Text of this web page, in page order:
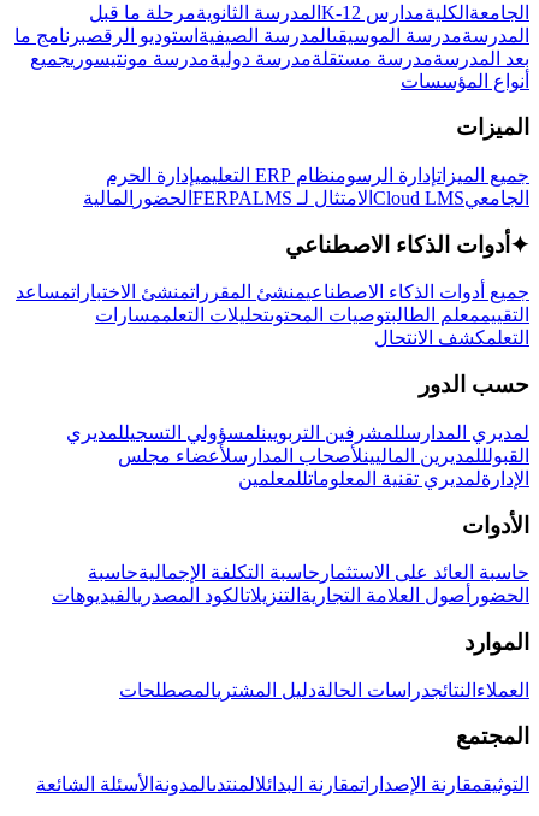
الجامعة الكليةمدارس K-12 المدرسة الثانويةمرحلة ما قبل
المدرسةمدرسة الموسيقىالمدرسة الصيفية استوديو الرقصبرنامج ما
بعد المدرسةمدرسة مستقلةمدرسة دوليةمدرسة مونتيسوريجميع
أنواع المؤسسات
الميزات
جميع الميزاتإدارة الرسومنظام ERP التعليمي
إدارة الحرم
الجامعيCloud LMS الامتثال لـ FERPA LMS الحضور المالية
✦ أدوات الذكاء الاصطناعي
جميع أدوات الذكاء الاصطناعيمنشئ المقرراتمنشئ الاختباراتمساعد
التقييممعلم الطالبتوصيات المحتوىتحليلات التعلممسارات
التعلمكشف الانتحال
حسب الدور
لمديري المدارسللمشرفين التربويينلمسؤولي التسجيللمديري
القبولللمديرين الماليينلأصحاب المدارسلأعضاء مجلس
الإدارةلمديري تقنية المعلوماتللمعلمين
الأدوات
حاسبة العائد على الاستثمار حاسبة التكلفة الإجماليةحاسبة
الحضور أصول العلامة التجارية التنزيلاتالكود المصدريالفيديوهات
الموارد
العملاء النتائجدراسات الحالةدليل المشتريالمصطلحات
المجتمع
التوثيقمقارنة الإصداراتمقارنة البدائلالمنتدىالمدونة الأسئلة الشائعة